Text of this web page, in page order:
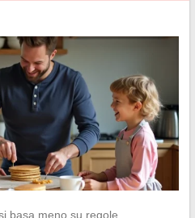
basa meno su regole